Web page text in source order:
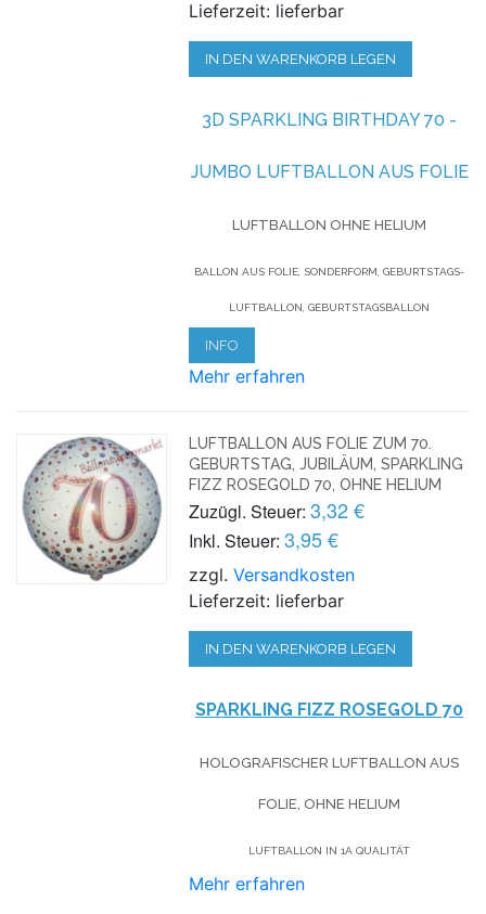
Lieferzeit: lieferbar
IN DEN WARENKORB LEGEN
3D SPARKLING BIRTHDAY 70 -
JUMBO LUFTBALLON AUS FOLIE
LUFTBALLON OHNE HELIUM
BALLON AUS FOLIE, SONDERFORM, GEBURTSTAGS-
LUFTBALLON, GEBURTSTAGSBALLON
INFO
Mehr erfahren
LUFTBALLON AUS FOLIE ZUM 70.
GEBURTSTAG, JUBILÄUM, SPARKLING
FIZZ ROSEGOLD 70, OHNE HELIUM
Zuzügl. Steuer: 3,32 €
Inkl. Steuer: 3,95 €
zzgl.Versandkosten
Lieferzeit: lieferbar
IN DEN WARENKORB LEGEN
SPARKLING FIZZ ROSEGOLD 70
HOLOGRAFISCHER LUFTBALLON AUS
FOLIE, OHNE HELIUM
LUFTBALLON IN 1A QUALITÄT
Mehr erfahren